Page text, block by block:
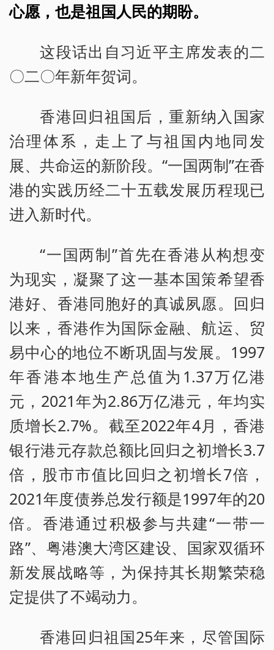
心愿，也是祖国人民的期盼。
这段话出自习近平主席发表的二
〇二〇年新年贺词。
香港回归祖国后，重新纳入国家
治理体系，走上了与祖国内地同发
展、共命运的新阶段。“一国两制”在香
港的实践历经二十五载发展历程现已
进入新时代。
“一国两制”首先在香港从构想变
为现实，凝聚了这一基本国策希望香
港好、香港同胞好的真诚夙愿。回归
以来，香港作为国际金融、航运、贸
易中心的地位不断巩固与发展。1997
年香港本地生产总值为1.37万亿港
元，2021年为2.86万亿港元，年均实
质增长2.7%。截至2022年4月，香港
银行港元存款总额比回归之初增长3.7
倍，股市市值比回归之初增长7倍，
2021年度债券总发行额是1997年的20
倍。香港通过积极参与共建“一带一
路”、粤港澳大湾区建设、国家双循环
新发展战略等，为保持其长期繁荣稳
定提供了不竭动力。
香港回归祖国25年来，尽管国际